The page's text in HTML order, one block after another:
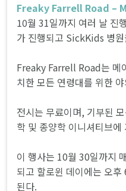
Freaky Farrell Road –
10월 31일까지 여러 날 진
가 진행되고 SickKids 병
Freaky Farrell Road는 메
치한 모든 연령대를 위한
전시는 무료이며, 기부된
학 및 종양학 이니셔티브에
이 행사는 10월 30일까지
되고 할로윈 데이에는 오
된다.